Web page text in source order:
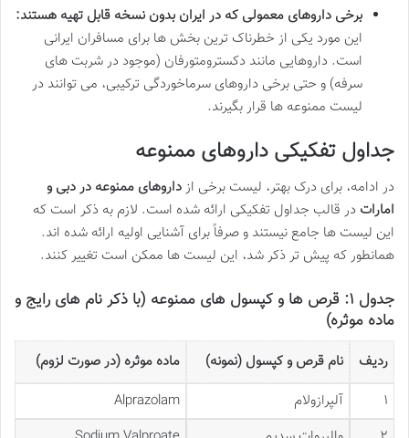
برخی داروهای معمولی که در ایران بدون نسخه قابل تهیه هستند:
این مورد یکی از خطرناک ترین بخش ها برای مسافران ایرانی
است. داروهایی مانند دکسترومتورفان (موجود در شربت های
سرفه) و حتی برخی داروهای سرماخوردگی ترکیبی، می توانند در
لیست ممنوعه ها قرار بگیرند.
جداول تفکیکی داروهای ممنوعه
در ادامه، برای درک بهتر، لیست برخی ازداروهای ممنوعه در دبی و
امارات در قالب جداول تفکیکی ارائه شده است. لازم به ذکر است که
این لیست ها جامع نیستند و صرفاً برای آشنایی اولیه ارائه شده اند.
همانطور که پیش تر ذکر شد، این لیست ها ممکن است تغییر کنند.
جدول ۱: قرص ها و کپسول های ممنوعه (با ذکر نام های رایج و
ماده موثره)
ردیف نام قرص و کپسول (نمونه)
ماده موثره (در صورت لزوم)
۱
آلپرازولام
Alprazolam